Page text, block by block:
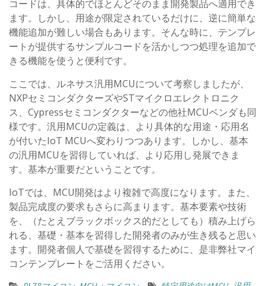
コードは、具体的でほとんどそのまま開発製品へ適用でき
ます。しかし、用途が限定されているだけに、逆に簡単な
機能追加が難しい場合もあります。そんな時に、テンプレ
ートが提供するサンプルコードを活かしつつ処理を追加で
きる機能を使うと便利です。
ここでは、ルネサス汎用MCUについて考察しましたが、
NXPセミコンダクターズやSTマイクロエレクトロニク
ス、Cypressセミコンダクターなどの他社MCUベンダも同
様です。汎用MCUの定義は、より具体的な用途・応用名
が付いたIoT MCUへ変わりつつあります。しかし、基本
の汎用MCUを習得していれば、より応用し発展できま
す。基本が重要だということです。
IoTでは、MCU開発はより複雑で高度になります。また、
製品完成度の要求もさらに高まります。基本要素や技術
を、（たとえブラックボックス的だとしても）積み上げら
れる、基礎・基本を習得した開発者のみが生き残ると思い
ます。開発者個人で基礎を習得するために、是非弊社マイ
コンテンプレートをご活用ください。